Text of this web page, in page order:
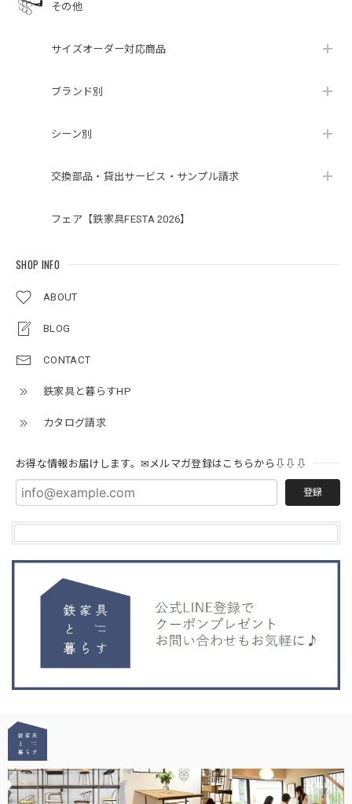
その他
サイズオーダー対応商品
ブランド別
シーン別
交換部品・貸出サービス・サンプル請求
フェア【鉄家具FESTA 2026】
SHOP INFO
ABOUT
BLOG
CONTACT
鉄家具と暮らすHP
カタログ請求
お得な情報お届けします。✉メルマガ登録はこちらから⇩⇩⇩
登録